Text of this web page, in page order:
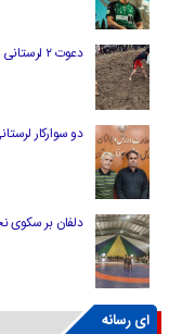
دعوت ۲ لرستانی به اردوی تیم ملی کشتی ساحلی
دو سوارکار
دلفان بر سکوی
ای رسانه